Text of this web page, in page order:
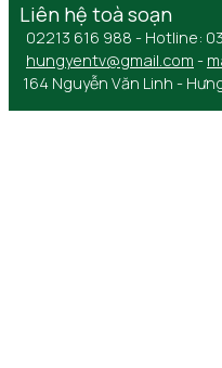
Liên hệ toà soạn
02213 616 988 - Hotline:
hungyentv@gmail.com -
164 Nguyễn Văn Linh -